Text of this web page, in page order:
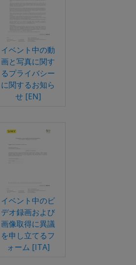
イベント中の動
画と写真に関す
るプライバシー
に関するお知ら
せ [EN]
イベント中のビ
デオ録画および
画像取得に異議
を申し立てるフ
ォーム [ITA]